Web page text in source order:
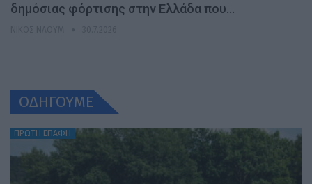
δημόσιας φόρτισης στην Ελλάδα που…
ΟΔΗΓΟΥΜΕ
ΠΡΩΤΗ ΕΠΑΦΗ